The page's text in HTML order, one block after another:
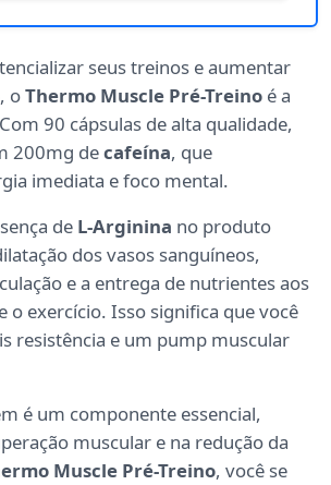
seus treinos e aumentar
oThermo Muscle Pré-Treino é a
90 cápsulas de alta qualidade,
200mg decafeína, que
imediata e foco mental.
de L-Arginina no produto
dos vasos sanguíneos,
e a entrega de nutrientes aos
o exercício. Isso significa que você
resistência e um pump muscular
é um componente essencial,
muscular e na redução da
Muscle Pré-Treino, você se